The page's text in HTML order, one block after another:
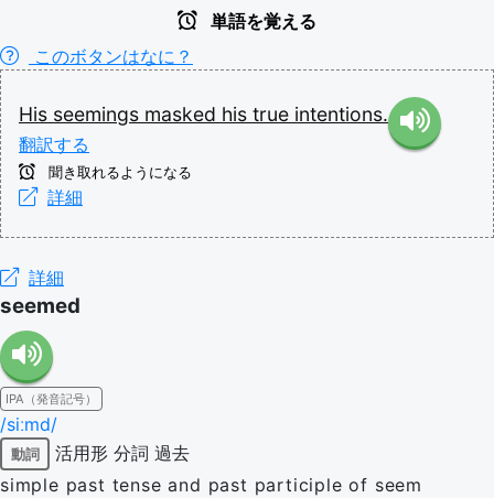
単語を覚える
このボタンはなに？
His seemings masked his true intentions.
翻訳する
聞き取れるようになる
詳細
詳細
seemed
IPA（発音記号）
/siːmd/
動詞 活用形 分詞 過去
simple past tense and past participle of seem